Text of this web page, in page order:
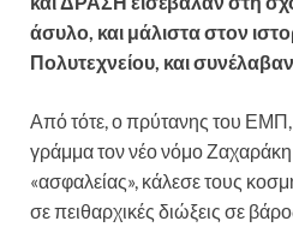
άσυλο, και μάλιστα στον
Πολυτεχνείου, και
Από τότε, ο πρύτανης του
γράμμα τον νέο νόμο Ζαχαράκη
«ασφαλείας», κάλεσε τους
σε πειθαρχικές διώξεις σε